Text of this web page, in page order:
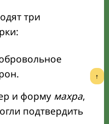
три
и форму махра,
подтвердить
↑